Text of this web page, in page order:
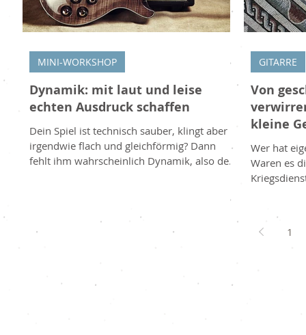
Dynamik: mit laut und leise
echten Ausdruck schaffen
Dein Spiel ist technisch sauber, klingt aber
irgendwie flach und gleichförmig? Dann
fehlt ihm wahrscheinlich Dynamik, also der
Gefühl und Leben zu geben. Was Dynamik
bedeutet Dynamik beschreibt die
Ausbruch. Musik, die immer gleich laut
MINI-WORKSHOP
Von
kleine
Wer hat
Waren es
GITARRE
1